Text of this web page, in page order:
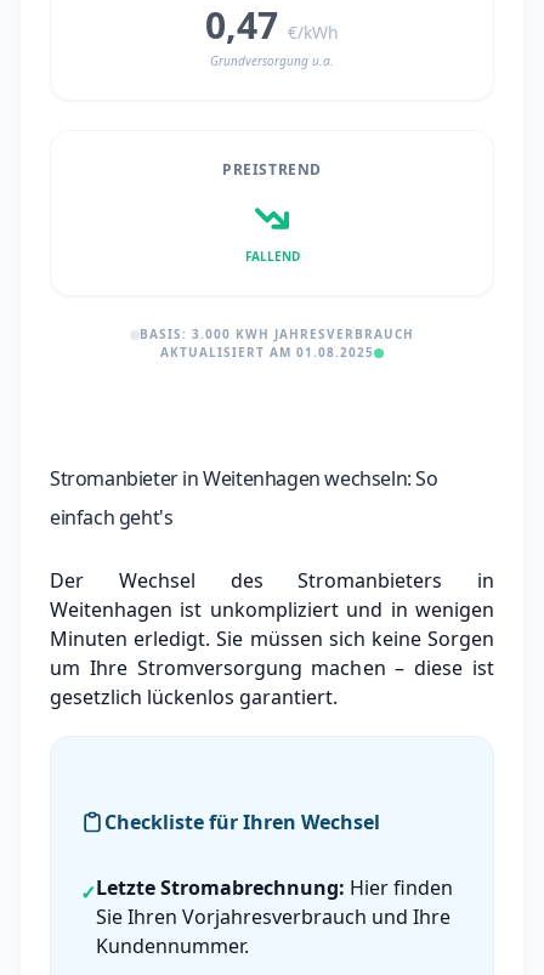
0,47 €/kWh
Grundversorgung u.a.
PREISTREND
FALLEND
BASIS: 3.000 KWH JAHRESVERBRAUCH
AKTUALISIERT AM 01.08.2025
Stromanbieter in Weitenhagen wechseln: So
einfach geht's
Der Wechsel des Stromanbieters in
Weitenhagen ist unkompliziert und in wenigen
Minuten erledigt. Sie müssen sich keine Sorgen
um Ihre Stromversorgung machen – diese ist
gesetzlich lückenlos garantiert.
Checkliste für Ihren Wechsel
✓Letzte Stromabrechnung: Hier finden
Sie Ihren Vorjahresverbrauch und Ihre
Kundennummer.